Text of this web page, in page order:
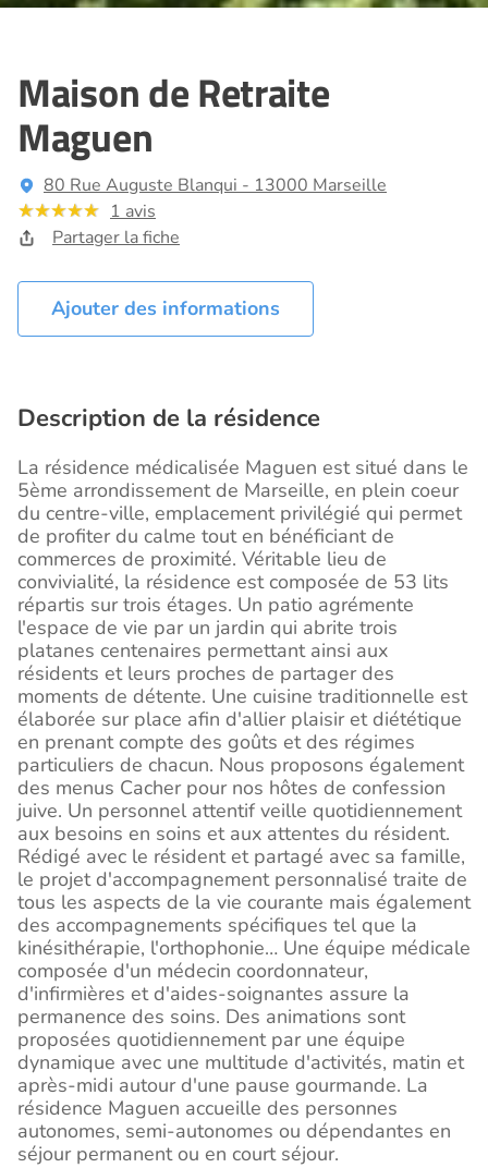
Maison de Retraite
Maguen
80 Rue Auguste Blanqui - 13000 Marseille
1 avis
Partager la fiche
Ajouter des informations
Description de la résidence
La résidence médicalisée Maguen est situé dans le
5ème arrondissement de Marseille, en plein coeur
du centre-ville, emplacement privilégié qui permet
de profiter du calme tout en bénéficiant de
commerces de proximité. Véritable lieu de
convivialité, la résidence est composée de 53 lits
répartis sur trois étages. Un patio agrémente
l'espace de vie par un jardin qui abrite trois
platanes centenaires permettant ainsi aux
résidents et leurs proches de partager des
moments de détente. Une cuisine traditionnelle est
élaborée sur place afin d'allier plaisir et diététique
en prenant compte des goûts et des régimes
particuliers de chacun. Nous proposons également
des menus Cacher pour nos hôtes de confession
juive. Un personnel attentif veille quotidiennement
aux besoins en soins et aux attentes du résident.
Rédigé avec le résident et partagé avec sa famille,
le projet d'accompagnement personnalisé traite de
tous les aspects de la vie courante mais également
des accompagnements spécifiques tel que la
kinésithérapie, l'orthophonie… Une équipe médicale
composée d'un médecin coordonnateur,
d'infirmières et d'aides-soignantes assure la
permanence des soins. Des animations sont
proposées quotidiennement par une équipe
dynamique avec une multitude d'activités, matin et
après-midi autour d'une pause gourmande. La
résidence Maguen accueille des personnes
autonomes, semi-autonomes ou dépendantes en
séjour permanent ou en court séjour.